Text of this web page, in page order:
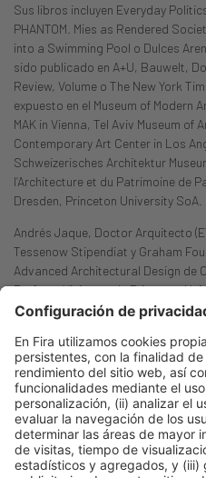
Sus libros incluyen Everyday
PHANTOM. Mies as Rendered
into a Swimming Pool o Dulces
sido publicado en A+U, Bauwelt,
Review, Volume o The New York
expuesto en el Museum of Modern
MAK in Vienna, Tel Aviv Museum of
Contemporary Art Center in Los
Schweizerisches Architektur
l’Architecture et du Patrimoine de
Dresden, Princeton University SoA.
Andrés Jaque, Doctor Arquitecto
Tessenow Stipendiat y Graham
Advanced Architectural Design de
Profesor Visitante de Princeton
Publicación anterior
«La buena arquitectura es
enriquecedora que se mueve
elementos estructurales